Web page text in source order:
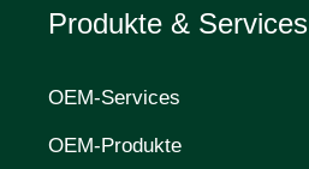
Produkte & Services
OEM-Services
OEM-Produkte